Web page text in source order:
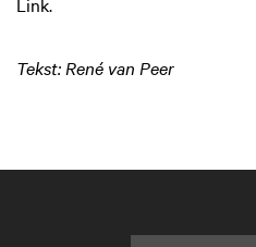
Tekst: René van Peer